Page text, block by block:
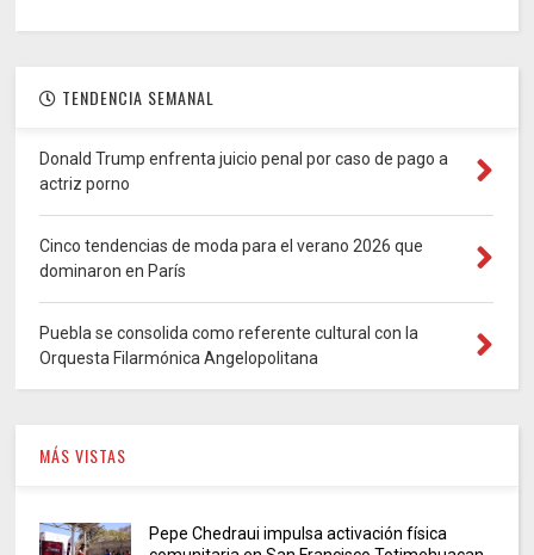
TENDENCIA SEMANAL
Donald Trump enfrenta juicio penal por caso de pago a
actriz porno
Cinco tendencias de moda para el verano 2026 que
dominaron en París
Puebla se consolida como referente cultural con la
Orquesta Filarmónica Angelopolitana
MÁS VISTAS
Pepe Chedraui impulsa activación física